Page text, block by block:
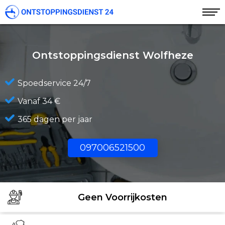
Ontstoppingsdienst Wolfheze
Spoedservice 24/7
Vanaf 34 €
365 dagen per jaar
097006521500
Geen Voorrijkosten